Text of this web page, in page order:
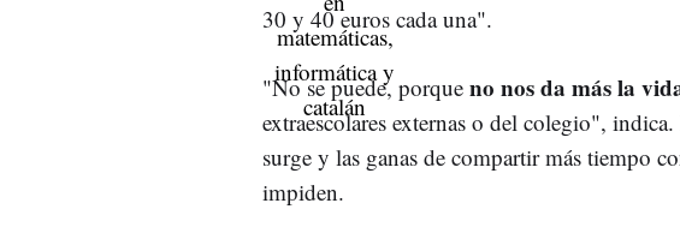
30 y 40 euros cada una".
"No se puede, porque no nos da más la
extraescolares externas o del colegio",
surge y las ganas de compartir más tiempo
impiden.